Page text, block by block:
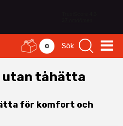
0 Sök
utan tåhätta
för komfort och